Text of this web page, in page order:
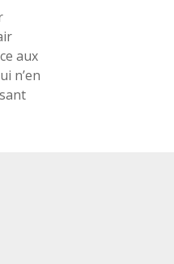
aux
n’en